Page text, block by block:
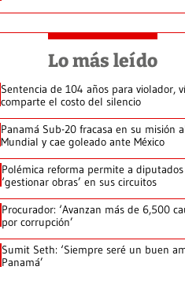
Lo más leído
Sentencia de 104 años para violador,
comparte el costo del silencio
Panamá Sub-20 fracasa en su misión
Mundial y cae goleado ante México
Polémica reforma permite a diputados
‘gestionar obras’ en sus circuitos
Procurador: ‘Avanzan más de 6,500
por corrupción’
Sumit Seth: ‘Siempre seré un buen
Panamá’